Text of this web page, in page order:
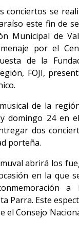
conciertos se
este fin de
Municipal de
por el
de la
FOJI,
de la
domingo 24 en
dos
porteña.
abrirá los
en la que
Parra. Este
el Consejo